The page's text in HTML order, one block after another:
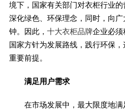
境下，国家有关部门对衣柜行业
深化绿色、环保理念，同时，向
钟。因此， 十大衣柜品牌企业必须
国家方针为发展路线，践行环保
重要前提。
满足用户需求
在市场发展中，最大限度地满